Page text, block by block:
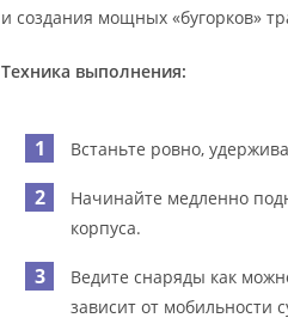
и создания мощных «бугорков»
Техника выполнения:
Встаньте ровно,
Начинайте медленно
корпуса.
Ведите снаряды как
зависит от мобильности